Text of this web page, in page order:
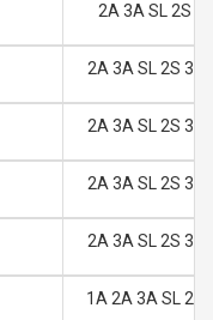
2A 3A SL 2S
2A 3A SL 2S 3E
2A 3A SL 2S 3E
2A 3A SL 2S 3E
2A 3A SL 2S 3E
1A 2A 3A SL 2S